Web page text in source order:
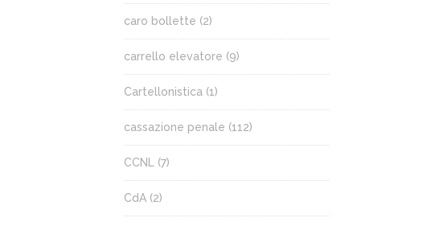
caro bollette (2)
carrello elevatore (9)
Cartellonistica (1)
cassazione penale (112)
CCNL (7)
CdA (2)